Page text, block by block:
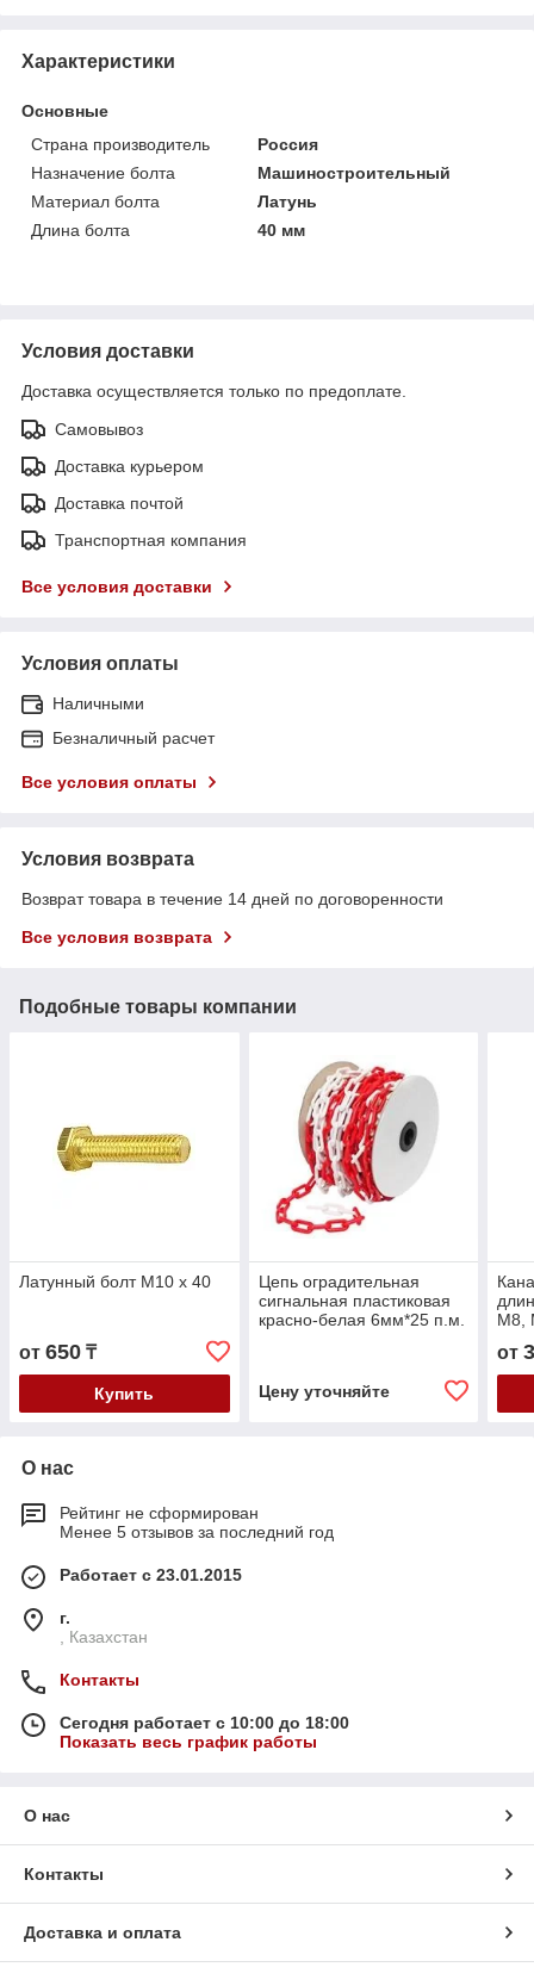
Характеристики
Основные
Страна производитель
Россия
Назначение болта
Машиностроительный
Материал болта
Латунь
Длина болта
40 мм
Условия доставки
Доставка осуществляется только по предоплате.
Самовывоз
Доставка курьером
Доставка почтой
Транспортная компания
Все условия доставки
Условия оплаты
Наличными
Безналичный расчет
Все условия оплаты
Условия возврата
Возврат товара в течение 14 дней по договоренности
Все условия возврата
Подобные товары компании
Латунный болт M10 x 40
от 650 ₸
Купить
Цепь оградительная
сигнальная пластиковая
красно-белая 6мм*25 п.м.
Цену уточняйте
M8,
от
О нас
Рейтинг не сформирован
Менее 5 отзывов за последний год
Работает с 23.01.2015
г.
, Казахстан
Контакты
Сегодня работает с 10:00 до 18:00
Показать весь график работы
О нас
Контакты
Доставка и оплата